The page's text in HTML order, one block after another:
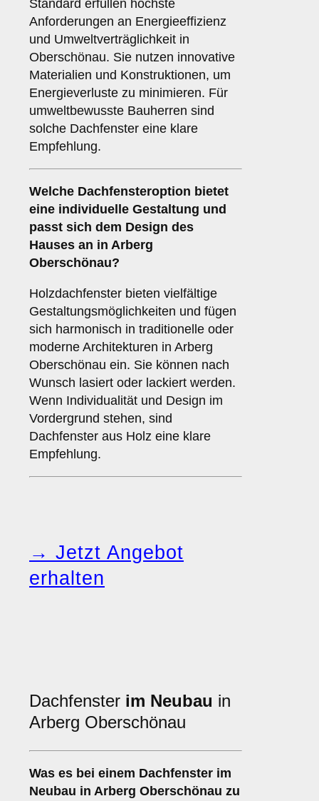
Standard erfüllen höchste
Anforderungen an Energieeffizienz
und Umweltverträglichkeit in
Oberschönau. Sie nutzen innovative
Materialien und Konstruktionen, um
Energieverluste zu minimieren. Für
umweltbewusste Bauherren sind
solche Dachfenster eine klare
Empfehlung.
Welche Dachfensteroption bietet
eine individuelle Gestaltung und
passt sich dem Design des
Hauses an in Arberg
Oberschönau?
Holzdachfenster bieten vielfältige
Gestaltungsmöglichkeiten und fügen
sich harmonisch in traditionelle oder
moderne Architekturen in Arberg
Oberschönau ein. Sie können nach
Wunsch lasiert oder lackiert werden.
Wenn Individualität und Design im
Vordergrund stehen, sind
Dachfenster aus Holz eine klare
Empfehlung.
→ Jetzt Angebot
erhalten
Dachfenster im Neubau in
Arberg Oberschönau
Was es bei einem Dachfenster im
Neubau in Arberg Oberschönau zu